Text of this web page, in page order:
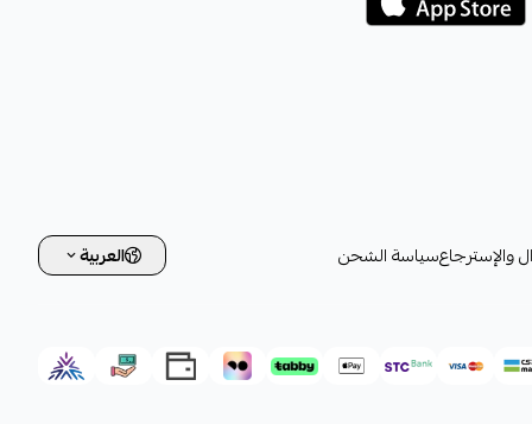
والإسترجاعسياسة الشحن العربية